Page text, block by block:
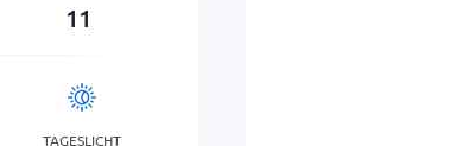
11
TAGESLICHT